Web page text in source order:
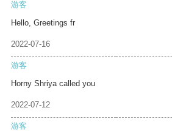
游客
Hello, Greetings fr
2022-07-16
游客
Horny Shriya called you
2022-07-12
游客